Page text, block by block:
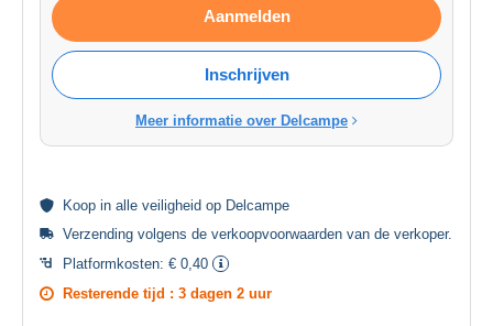
Aanmelden
Inschrijven
Meer informatie over Delcampe
Koop in alle veiligheid op Delcampe
Verzending volgens de verkoopvoorwaarden van de verkoper.
Platformkosten: € 0,40
Resterende tijd : 3 dagen 2 uur